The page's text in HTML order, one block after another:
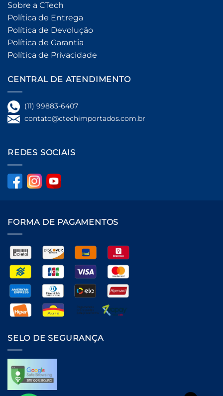
Sobre a CTech
Política de Entrega
Política de Devolução
Política de Garantia
Política de Privacidade
CENTRAL DE ATENDIMENTO
(11) 99883-6407
contato@ctechimportados.com.br
REDES SOCIAIS
FORMA DE PAGAMENTOS
SELO DE SEGURANÇA